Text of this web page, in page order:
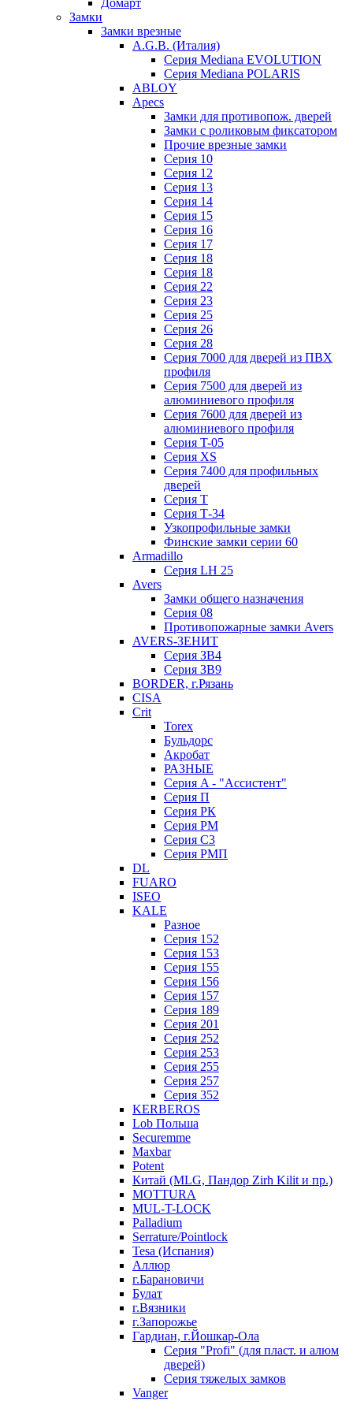
Домарт
Замки
Замки врезные
A.G.B. (Италия)
Серия Mediana EVOLUTION
Серия Mediana POLARIS
ABLOY
Apecs
Замки для противопож. дверей
Замки с роликовым фиксатором
Прочие врезные замки
Серия 10
Серия 12
Серия 13
Серия 14
Серия 15
Серия 16
Серия 17
Серия 18
Серия 18
Серия 22
Серия 23
Серия 25
Серия 26
Серия 28
Серия 7000 для дверей из ПВХ
профиля
Серия 7500 для дверей из
алюминиевого профиля
Серия 7600 для дверей из
алюминиевого профиля
Серия T-05
Серия XS
Серия 7400 для профильных
дверей
Серия Т
Серия Т-34
Узкопрофильные замки
Финские замки серии 60
Armadillo
Серия LH 25
Avers
Замки общего назначения
Серия 08
Противопожарные замки Avers
AVERS-ЗЕНИТ
Серия ЗВ4
Серия ЗВ9
BORDER, г.Рязань
CISA
Crit
Torex
Бульдорс
Акробат
РАЗНЫЕ
Серия A - "Ассистент"
Серия П
Серия РК
Серия РМ
Серия С3
Серия РМП
DL
FUARO
ISEO
KALE
Разное
Серия 152
Серия 153
Серия 155
Серия 156
Серия 157
Серия 189
Серия 201
Серия 252
Серия 253
Серия 255
Серия 257
Серия 352
KERBEROS
Lob Польша
Securemme
Maxbar
Potent
Китай (MLG, Пандор Zirh Kilit и пр.)
MOTTURA
MUL-T-LOCK
Palladium
Serrature/Pointlock
Tesa (Испания)
Аллюр
г.Барановичи
Булат
г.Вязники
г.Запорожье
Гардиан, г.Йошкар-Ола
Серия "Profi" (для пласт. и алюм
дверей)
Серия тяжелых замков
Vanger